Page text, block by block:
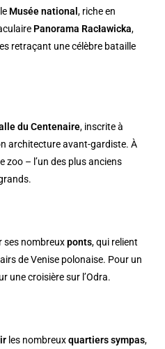
Musée national, riche en
Panorama Racławicka,
retraçant une célèbre bataille
du Centenaire, inscrite à
architecture avant-gardiste. À
zoo – l’un des plus anciens
ses nombreuxponts, qui relient
de Venise polonaise. Pour un
une croisière sur l’Odra.
les nombreuxquartiers sympas,